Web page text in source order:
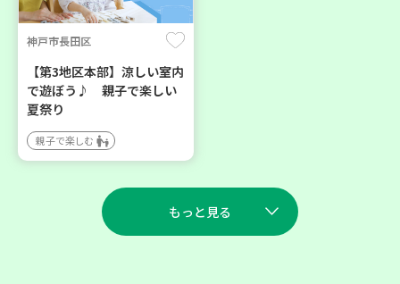
神戸市長田区
【第3地区本部】涼しい室内
で遊ぼう♪ 親子で楽しい
夏祭り
親子で楽しむ
もっと見る